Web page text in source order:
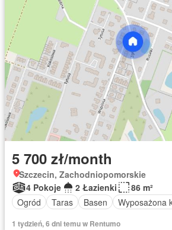
5 700 zł/month
Szczecin, Zachodniopomorskie
4 Pokoje
2 Łazienki
86 m²
Ogród
Taras Basen Wyposażona
1 tydzień, 6 dni temu w Rentumo